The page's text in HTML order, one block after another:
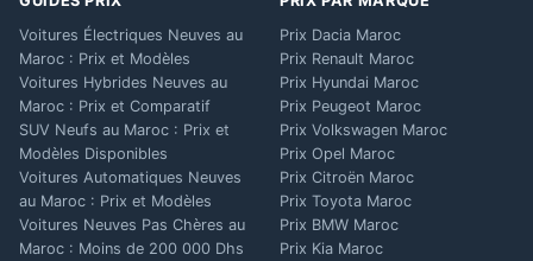
Voitures Électriques Neuves au
Maroc : Prix et Modèles
Voitures Hybrides Neuves au
Maroc : Prix et Comparatif
SUV Neufs au Maroc : Prix et
Modèles Disponibles
Voitures Automatiques Neuves
au Maroc : Prix et Modèles
Voitures Neuves Pas Chères au
Maroc : Moins de 200 000 Dhs
Prix Dacia Maroc
Prix Renault Maroc
Prix Hyundai Maroc
Prix Peugeot Maroc
Prix Volkswagen Maroc
Prix Opel Maroc
Prix Citroën Maroc
Prix Toyota Maroc
Prix BMW Maroc
Prix Kia Maroc